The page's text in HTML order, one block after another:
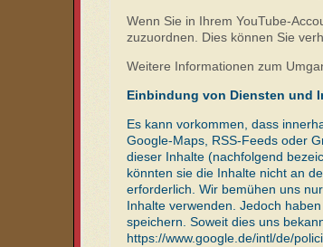
Wenn Sie in Ihrem YouTube-
zuzuordnen. Dies können Sie
Weitere Informationen zum
Einbindung von Diensten und
Es kann vorkommen, dass
Google-Maps, RSS-Feeds oder
dieser Inhalte (nachfolgend
könnten sie die Inhalte nicht an
erforderlich. Wir bemühen uns
Inhalte verwenden. Jedoch
speichern. Soweit dies uns
https://www.google.de/intl/de/